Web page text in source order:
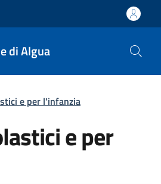
di Algua
e per l'infanzia
e per